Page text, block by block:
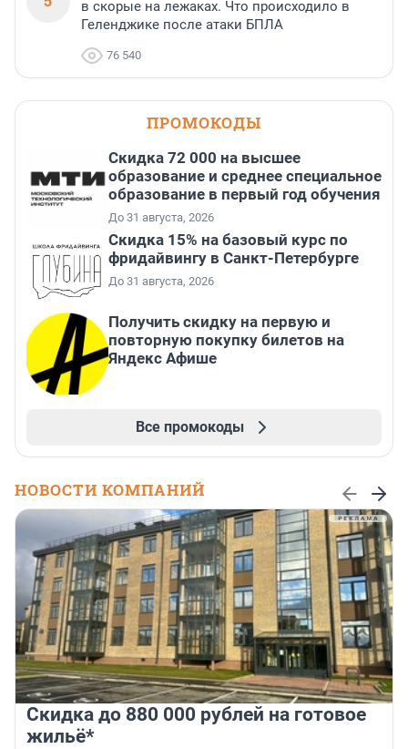
в скорые на лежаках. Что происходило в
Геленджике после атаки БПЛА
76 540
ПРОМОКОДЫ
Скидка 72 000 на высшее
образование и среднее специальное
образование в первый год обучения
До 31 августа, 2026
Скидка 15% на базовый курс по
фридайвингу в Санкт-Петербурге
До 31 августа, 2026
Получить скидку на первую и
повторную покупку билетов на
Яндекс Афише
Все промокоды
НОВОСТИ КОМПАНИЙ
Скидка до 880 000 рублей на готовое
жильё*